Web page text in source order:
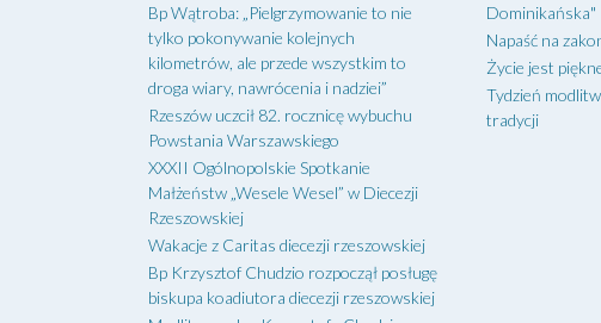
Bp Wątroba: „Pielgrzymowanie to nie
tylko pokonywanie kolejnych
kilometrów, ale przede wszystkim to
droga wiary, nawrócenia i nadziei”
Rzeszów uczcił 82. rocznicę wybuchu
Powstania Warszawskiego
XXXII Ogólnopolskie Spotkanie
Małżeństw „Wesele Wesel” w Diecezji
Rzeszowskiej
Wakacje z Caritas diecezji rzeszowskiej
Bp Krzysztof Chudzio rozpoczął posługę
biskupa koadiutora diecezji rzeszowskiej
Dominikańska"
Napaść na
Życie jest
Tydzień
tradycji